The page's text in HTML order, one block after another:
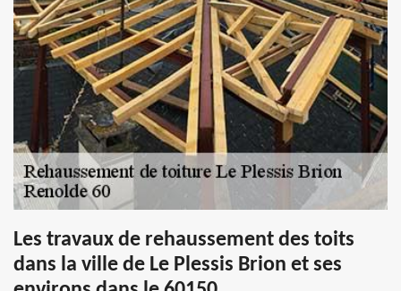
Les travaux de rehaussement des toits
dans la ville de Le Plessis Brion et ses